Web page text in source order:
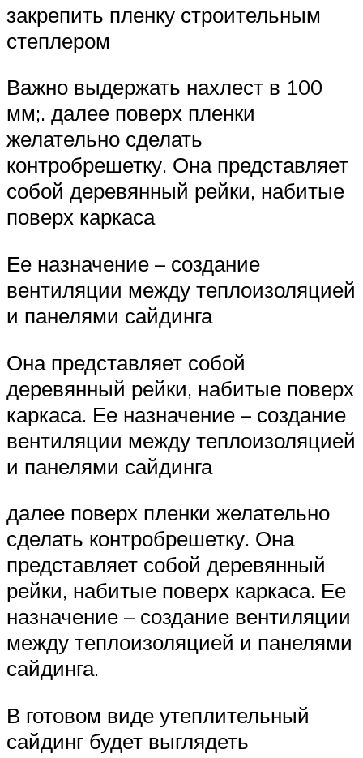
закрепить пленку строительным
степлером
Важно выдержать нахлест в 100
мм;. далее поверх пленки
желательно сделать
контробрешетку. Она представляет
собой деревянный рейки, набитые
поверх каркаса
Ее назначение – создание
вентиляции между теплоизоляцией
и панелями сайдинга
Она представляет собой
деревянный рейки, набитые поверх
каркаса. Ее назначение – создание
вентиляции между теплоизоляцией
и панелями сайдинга
далее поверх пленки желательно
сделать контробрешетку. Она
представляет собой деревянный
рейки, набитые поверх каркаса. Ее
назначение – создание вентиляции
между теплоизоляцией и панелями
сайдинга.
В готовом виде утеплительный
сайдинг будет выглядеть